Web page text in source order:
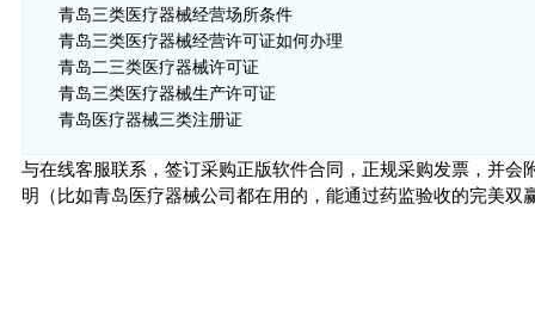
青岛三类医疗器械经营场所条件
青岛三类医疗器械经营许可证如何办理
青岛二三类医疗器械许可证
青岛三类医疗器械生产许可证
青岛医疗器械三类注册证
与在线客服联系，签订采购正版软件合同，正规采购发票，并
明（比如青岛医疗器械公司都在用的，能通过药监验收的完美